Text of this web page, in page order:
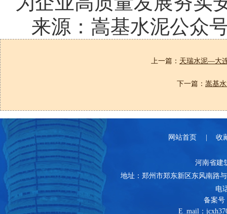
来源：嵩基水泥公众
上一篇： 天瑞水泥—大
下一篇： 嵩基